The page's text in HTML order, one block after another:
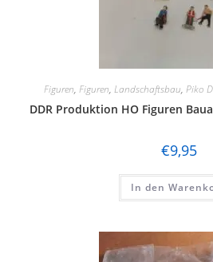
Preiser
Figuren, Figuren, Landschaftsbau, Piko
DDR Produktion HO Figuren
€9,95
In den